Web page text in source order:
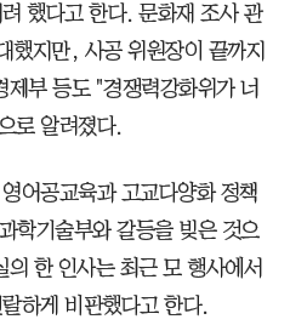
했다고 한다. 문화재 조사 관
했지만, 사공 위원장이 끝까지
부 등도 "경쟁력강화위가 너
로 알려졌다.
어공교육과 고교다양화 정책
학기술부와 갈등을 빚은 것으
한 인사는 최근 모 행사에서
하게 비판했다고 한다.